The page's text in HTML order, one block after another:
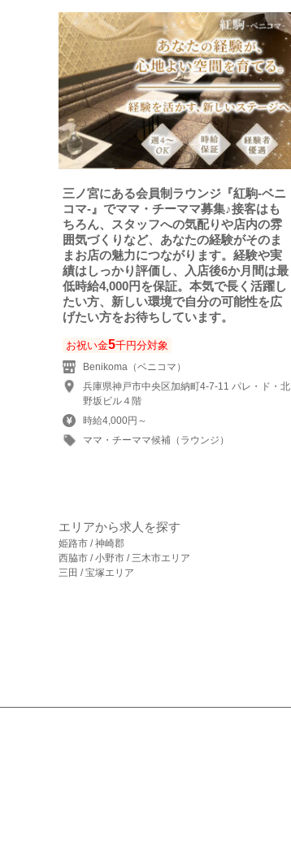
三ノ宮にある会員制ラウンジ『紅駒-ベニ
コマ-』でママ・チーママ募集♪接客はも
ちろん、スタッフへの気配りや店内の雰
囲気づくりなど、あなたの経験がそのま
まお店の魅力につながります。経験や実
績はしっかり評価し、入店後6か月間は最
低時給4,000円を保証。本気で長く活躍し
たい方、新しい環境で自分の可能性を広
げたい方をお待ちしています。
お祝い金5千円分対象
Benikoma（ベニコマ）
兵庫県神戸市中央区加納町4-7-11 パレ・ド・北
野坂ビル４階
時給4,000円～
ママ・チーママ候補（ラウンジ）
エリアから求人を探す
姫路市 / 神崎郡
西脇市 / 小野市 / 三木市エリア
三田 / 宝塚エリア